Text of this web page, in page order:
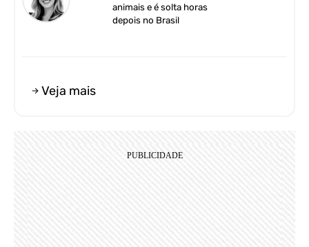
animais e é solta horas
depois no Brasil
Veja mais